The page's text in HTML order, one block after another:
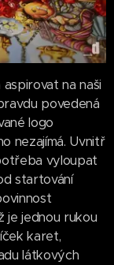
na naši
povedená
logo
nezajímá. Uvnitř
vyloupat
startování
je jednou rukou
karet,
látkových